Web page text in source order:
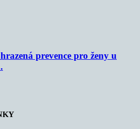
prevence pro ženy u